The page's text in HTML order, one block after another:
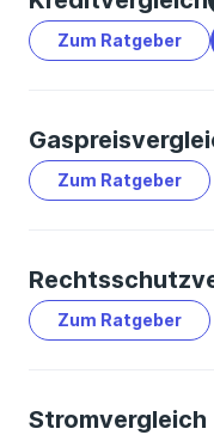
Zum Ratgeber
Zum Ratgeber
Zum Ratgeber
Stromvergleich